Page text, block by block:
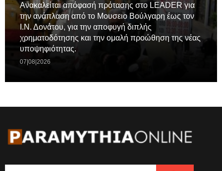
Ανακαλείται απόφασή πρότασης στο LEADER για
την ανάπλαση από το Μουσειο Βούλγαρη έως τον
Ι.Ν. Δονάτου, για την αποφυγή διπλής
χρηματοδότησης και την ομαλή προώθηση της νέας
υποψηφιότητας.
07|08|2026